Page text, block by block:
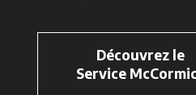
Découvrez le
Service